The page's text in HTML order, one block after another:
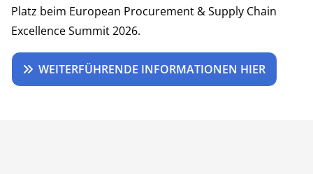
Platz beim European Procurement & Supply Chain
Excellence Summit 2026.
WEITERFÜHRENDE INFORMATIONEN HIER